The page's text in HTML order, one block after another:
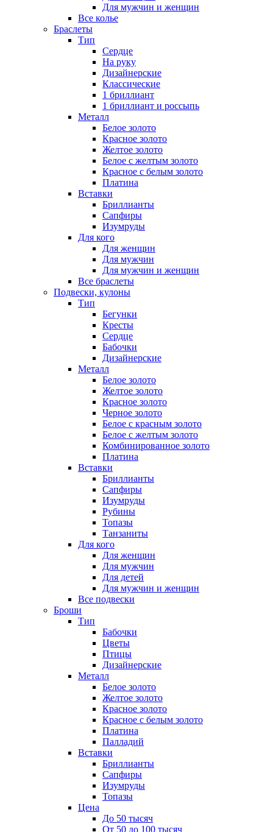
Для мужчин и женщин
Все колье
Браслеты
Тип
Сердце
На руку
Дизайнерские
Классические
1 бриллиант
1 бриллиант и россыпь
Металл
Белое золото
Красное золото
Желтое золото
Белое с желтым золото
Красное с белым золото
Платина
Вставки
Бриллианты
Сапфиры
Изумруды
Для кого
Для женщин
Для мужчин
Для мужчин и женщин
Все браслеты
Подвески, кулоны
Тип
Бегунки
Кресты
Сердце
Бабочки
Дизайнерские
Металл
Белое золото
Желтое золото
Красное золото
Черное золото
Белое с красным золото
Белое с желтым золото
Комбинированное золото
Платина
Вставки
Бриллианты
Сапфиры
Изумруды
Рубины
Топазы
Танзаниты
Для кого
Для женщин
Для мужчин
Для детей
Для мужчин и женщин
Все подвески
Броши
Тип
Бабочки
Цветы
Птицы
Дизайнерские
Металл
Белое золото
Желтое золото
Красное золото
Красное с белым золото
Платина
Палладий
Вставки
Бриллианты
Сапфиры
Изумруды
Топазы
Цена
До 50 тысяч
От 50 до 100 тысяч